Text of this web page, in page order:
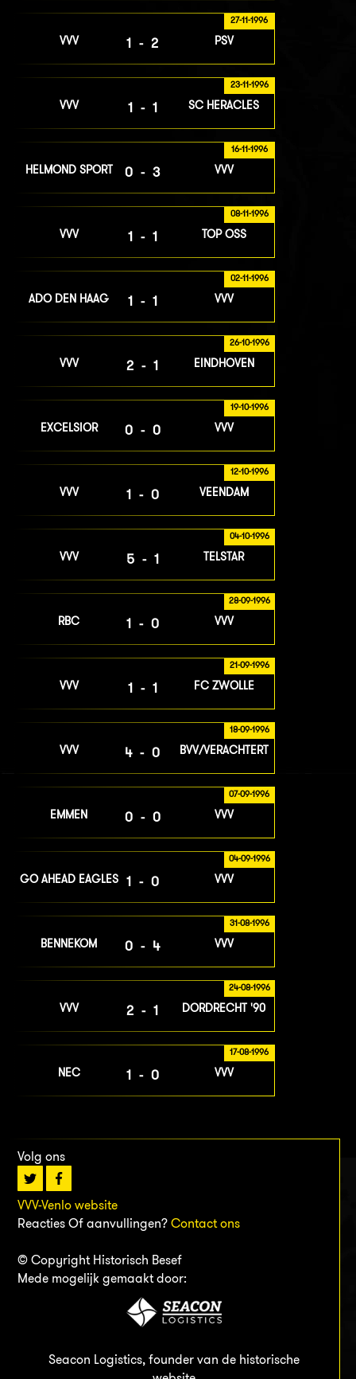
27-11-1996
VVV 1-2 PSV
23-11-1996
VVV 1-1 SC HERACLES
16-11-1996
HELMOND SPORT 0-3 VVV
08-11-1996
VVV 1-1 TOP OSS
02-11-1996
ADO DEN HAAG 1-1 VVV
26-10-1996
VVV 2-1 EINDHOVEN
19-10-1996
EXCELSIOR 0-0 VVV
12-10-1996
VVV 1-0 VEENDAM
04-10-1996
VVV 5-1 TELSTAR
28-09-1996
RBC 1-0 VVV
21-09-1996
VVV 1-1 FC ZWOLLE
18-09-1996
VVV 4-0 BVV/VERACHTERT
07-09-1996
EMMEN 0-0 VVV
04-09-1996
GO AHEAD EAGLES 1-0 VVV
31-08-1996
BENNEKOM 0-4 VVV
24-08-1996
VVV 2-1 DORDRECHT '90
17-08-1996
NEC 1-0 VVV
Volg ons
VVV-Venlo website
Reacties Of aanvullingen? Contact ons
© Copyright Historisch Besef
Mede mogelijk gemaakt door:
Seacon Logistics, founder van de historische